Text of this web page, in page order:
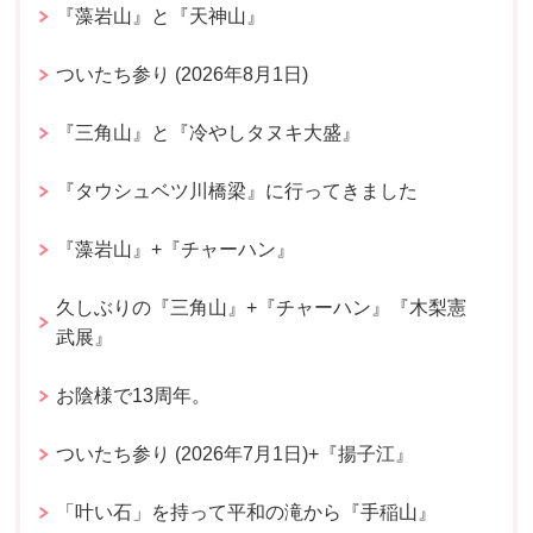
『藻岩山』と『天神山』
ついたち参り (2026年8月1日)
『三角山』と『冷やしタヌキ大盛』
『タウシュベツ川橋梁』に行ってきました
『藻岩山』+『チャーハン』
久しぶりの『三角山』+『チャーハン』『木梨憲
武展』
お陰様で13周年。
ついたち参り (2026年7月1日)+『揚子江』
「叶い石」を持って平和の滝から『手稲山』